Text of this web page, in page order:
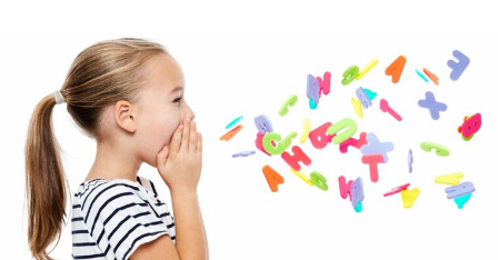
Podden
Anmäl till språkpolisen
Föreslå nyord
Annonsera
Prenumerera